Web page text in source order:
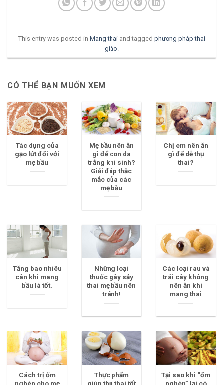
This entry was posted in Mang thai and tagged phương pháp thai
giáo
CÓ THỂ BẠN MUỐN XEM
Tác dụng của
gạo lứt đối với
mẹ bầu
Mẹ bầu nên ăn
gì để con da
trắng khi sinh?
Giải đáp thắc
mắc của các
mẹ bầu
Chị em nên ăn
gì để dễ thụ
thai?
Tăng bao nhiêu
cân khi mang
bầu là tốt.
Những loại
thuốc gây sảy
thai mẹ bầu nên
tránh!
Các loại rau và
trái cây không
nên ăn khi
mang thai
Cách trị ốm
nghén cho mẹ
Thực phẩm
giúp thụ thai tốt
Tại sao khi “ốm
nghén” lại có